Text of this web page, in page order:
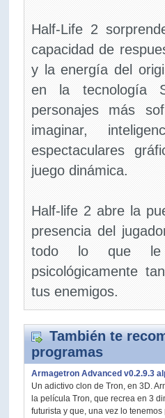
Half-Life 2
capacidad de
y la energía del
en la tecnología
personajes más
imaginar,
espectaculares
juego dinámica.
Half-life 2 abre la
presencia del
todo lo que le
psicológicamente
tus enemigos.
También te
programas
Armagetron Advanced v0.2.9.3
Un adictivo clon de Tron, en 3D.
la película Tron, que recrea en 3
futurista y que, una vez lo tenemos